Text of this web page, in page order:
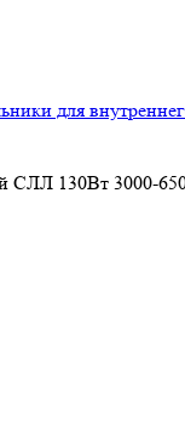
для
СЛЛ 130Вт 3000-